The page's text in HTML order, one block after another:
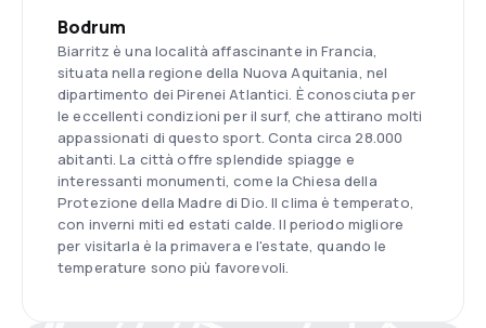
Bodrum
Biarritz è una località affascinante in Francia,
situata nella regione della Nuova Aquitania, nel
dipartimento dei Pirenei Atlantici. È conosciuta per
le eccellenti condizioni per il surf, che attirano molti
appassionati di questo sport. Conta circa 28.000
abitanti. La città offre splendide spiagge e
interessanti monumenti, come la Chiesa della
Protezione della Madre di Dio. Il clima è temperato,
con inverni miti ed estati calde. Il periodo migliore
per visitarla è la primavera e l'estate, quando le
temperature sono più favorevoli.